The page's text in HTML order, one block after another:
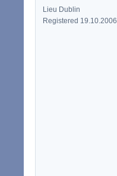
Lieu Dublin
Registered 19.10.2006